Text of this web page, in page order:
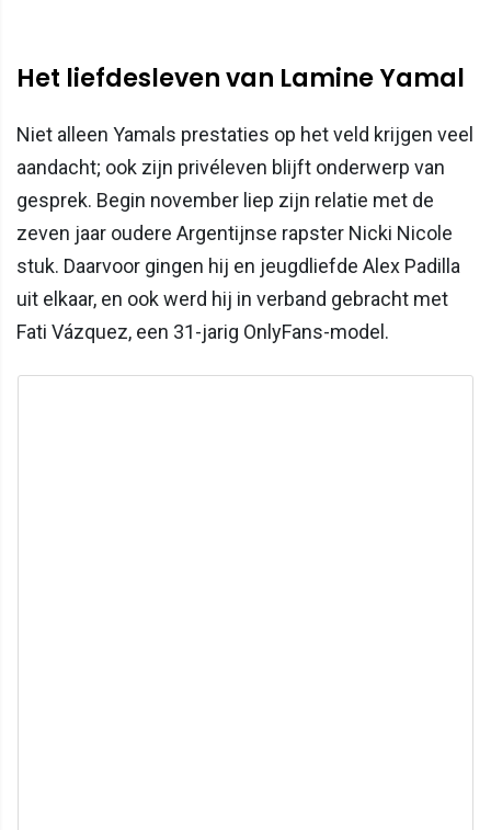
Het liefdesleven van Lamine Yamal
Niet alleen Yamals prestaties op het veld krijgen veel
aandacht; ook zijn privéleven blijft onderwerp van
gesprek. Begin november liep zijn relatie met de
zeven jaar oudere Argentijnse rapster Nicki Nicole
stuk. Daarvoor gingen hij en jeugdliefde Alex Padilla
uit elkaar, en ook werd hij in verband gebracht met
Fati Vázquez, een 31-jarig OnlyFans-model.